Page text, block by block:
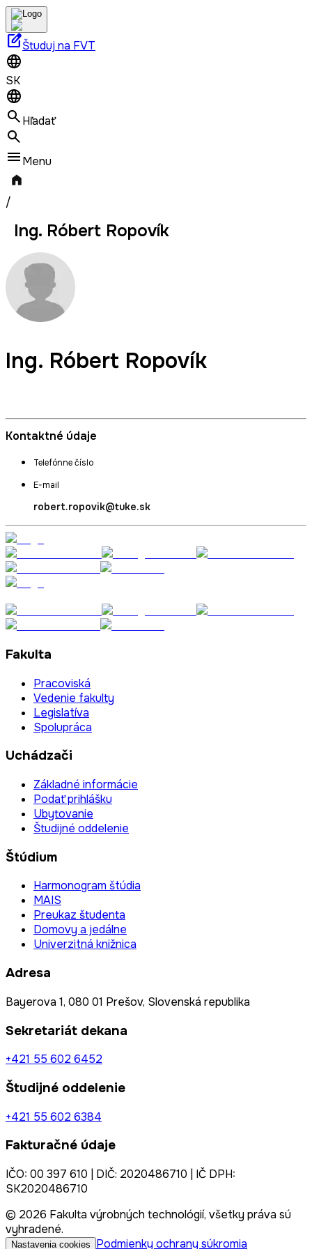
edit_squareŠtuduj na FVT
SK
Hľadať
Menu
/
Ing. Róbert Ropovík
Ing. Róbert Ropovík
Kontaktné údaje
Telefónne číslo
E-mail
robert.ropovik@tuke.sk
Fakulta
Pracoviská
Vedenie fakulty
Legislatíva
Spolupráca
Uchádzači
Základné informácie
Podať prihlášku
Ubytovanie
Študijné oddelenie
Štúdium
Harmonogram štúdia
MAIS
Preukaz študenta
Domovy a jedálne
Univerzitná knižnica
Adresa
Bayerova 1, 080 01 Prešov, Slovenská republika
Sekretariát dekana
+421 55 602 6452
Študijné oddelenie
+421 55 602 6384
Fakturačné údaje
IČO: 00 397 610 | DIČ: 2020486710 | IČ DPH:
SK2020486710
© 2026 Fakulta výrobných technológií, všetky práva sú
vyhradené.
Nastavenia cookies Podmienky ochrany súkromia